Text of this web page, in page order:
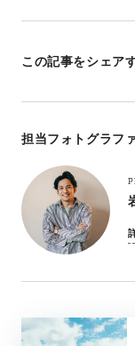
この記事をシェア
担当フォトグラフ